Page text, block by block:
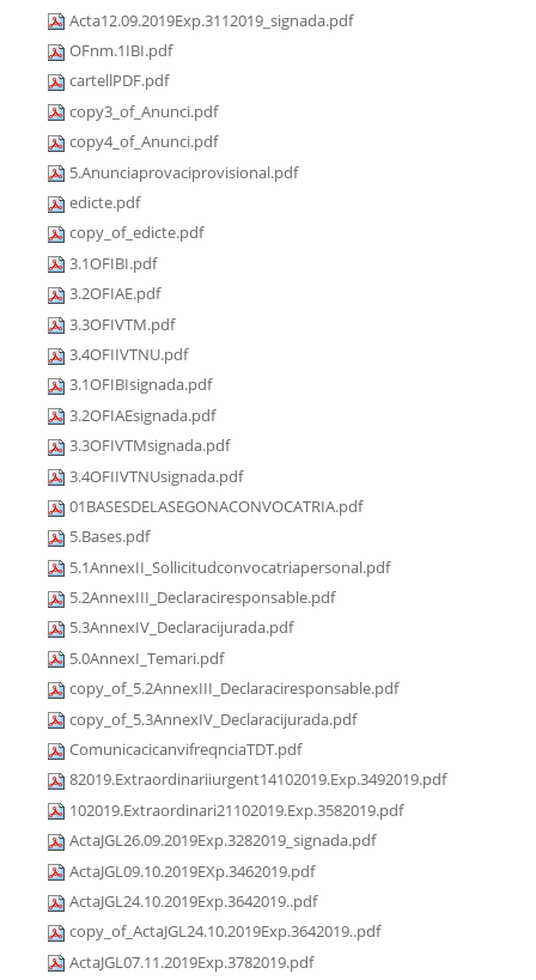
Acta12.09.2019Exp.3112019_signada.pdf
OFnm.1IBI.pdf
cartellPDF.pdf
copy3_of_Anunci.pdf
copy4_of_Anunci.pdf
5.Anunciaprovaciprovisional.pdf
edicte.pdf
copy_of_edicte.pdf
3.1OFIBI.pdf
3.2OFIAE.pdf
3.3OFIVTM.pdf
3.4OFIIVTNU.pdf
3.1OFIBIsignada.pdf
3.2OFIAEsignada.pdf
3.3OFIVTMsignada.pdf
3.4OFIIVTNUsignada.pdf
01BASESDELASEGONACONVOCATRIA.pdf
5.Bases.pdf
5.1AnnexII_Sollicitudconvocatriapersonal.pdf
5.2AnnexIII_Declaraciresponsable.pdf
5.3AnnexIV_Declaracijurada.pdf
5.0AnnexI_Temari.pdf
copy_of_5.2AnnexIII_Declaraciresponsable.pdf
copy_of_5.3AnnexIV_Declaracijurada.pdf
ComunicacicanvifreqnciaTDT.pdf
82019.Extraordinariiurgent14102019.Exp.3492019.pdf
102019.Extraordinari21102019.Exp.3582019.pdf
ActaJGL26.09.2019Exp.3282019_signada.pdf
ActaJGL09.10.2019EXp.3462019.pdf
ActaJGL24.10.2019Exp.3642019..pdf
copy_of_ActaJGL24.10.2019Exp.3642019..pdf
ActaJGL07.11.2019Exp.3782019.pdf